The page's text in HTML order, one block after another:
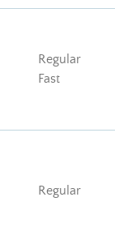
Regular
Fast
Regular